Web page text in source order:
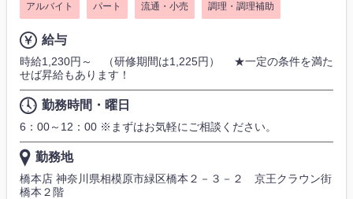
アルバイト パート 流通・小売 調理・調理補助
給与
時給1,230円～ （研修期間は1,225円） ★一定の条件を満た
せば昇給もあります！
勤務時間・曜日
6：00～12：00 ※まずはお気軽にご相談ください。
勤務地
橋本店 神奈川県相模原市緑区橋本２－３－２ 京王クラウン街
橋本２階